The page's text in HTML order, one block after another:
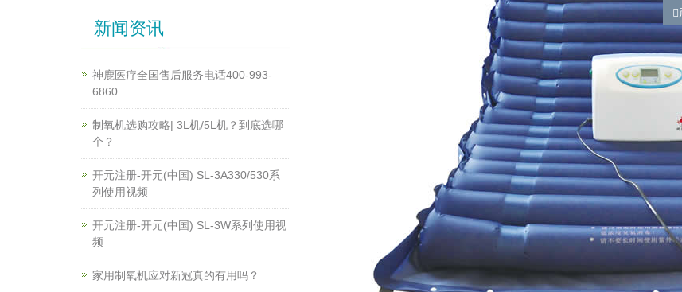
新闻资讯
神鹿医疗全国售后服务电话400-993-
6860
制氧机选购攻略| 3L机/5L机？到底选哪
个？
开元注册-开元(中国) SL-3A330/530系
列使用视频
开元注册-开元(中国) SL-3W系列使用视
频
家用制氧机应对新冠真的有用吗？